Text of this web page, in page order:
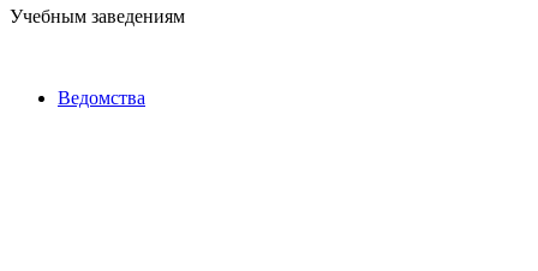
Учебным заведениям
Ведомства